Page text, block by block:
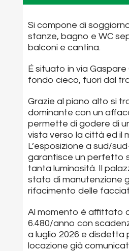
Si compone di
stanze, bagno e WC
balconi e cantina.
É situato in via
fondo cieco, fuori dal
Grazie al piano alto si
dominante con un
permette di godere di
vista verso la città ed il
L’esposizione a sud/
garantisce un perfetto
tanta luminosità. Il
stato di manutenzione
rifacimento delle
Al momento è affittato
6.480/anno con
a luglio 2026 e disdetta
locazione già